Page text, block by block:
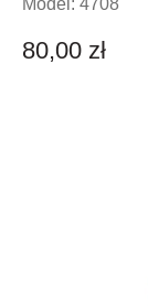
Model: 4708
80,00 zł